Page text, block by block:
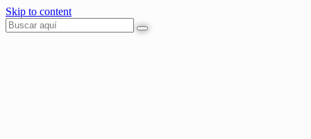
Skip to content